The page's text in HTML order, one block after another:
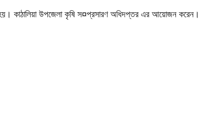
কাঠালিয়া উপজেলা কৃষি স¤প্রসারণ অধিদপ্তর এর আয়োজন করেন।